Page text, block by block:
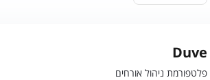
Duve
פלטפורמת ניהול אורחים